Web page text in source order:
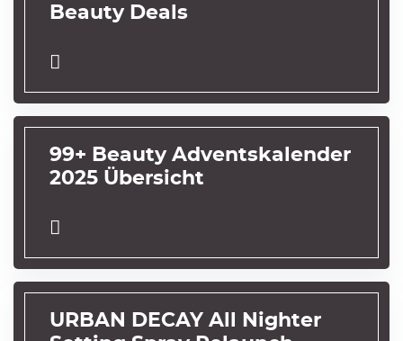
Beauty Deals
99+ Beauty Adventskalender
2025 Übersicht
URBAN DECAY All Nighter